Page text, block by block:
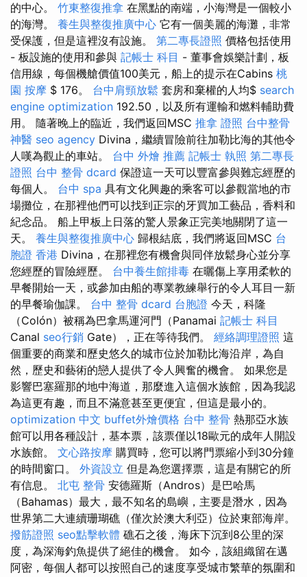
的中心。 竹東整復推拿 在黑點的南端，小海灣是一個較小
的海灣。 養生與整復推廣中心 它有一個美麗的海灘，非常
受保護，但是這裡沒有設施。 第二專長證照 價格包括使用
- 板設施的使用和參與 記帳士 科目 - 董事會娛樂計劃，板
信用線，每個機艙價值100美元，船上的提示在Cabins 桃
園 按摩 $ 176。 台中肩頸放鬆 套房和棄權的人均$ search
engine optimization 192.50，以及所有運輸和燃料輔助費
用。 隨著晚上的臨近，我們返回MSC 推拿 證照 台中整骨
神醫 seo agency Divina，繼續冒險前往加勒比海的其他令
人嘆為觀止的車站。 台中 外燴 推薦 記帳士 執照 第二專長
證照 台中 整骨 dcard 保證這一天可以豐富參與難忘經歷的
每個人。 台中 spa 具有文化興趣的乘客可以參觀當地的市
場攤位，在那裡他們可以找到正宗的牙買加工藝品，香料和
紀念品。 船上甲板上日落的驚人景象正完美地關閉了這一
天。 養生與整復推廣中心 歸根結底，我們將返回MSC 台
胞證 香港 Divina，在那裡您有機會與同伴放鬆身心並分享
您經歷的冒險經歷。 台中養生館排毒 在曬傷上享用柔軟的
早餐開始一天，或參加由船的專業教練舉行的令人耳目一新
的早餐瑜伽課。 台中 整骨 dcard 台胞證 今天，科隆
（Colón）被稱為巴拿馬運河門（Panamai 記帳士 科目
Canal seo行銷 Gate），正在等待我們。 經絡調理證照 這
個重要的商業和歷史悠久的城市位於加勒比海沿岸，為自
然，歷史和藝術的戀人提供了令人興奮的機會。 如果您是
影響巴塞羅那的地中海道，那麼進入這個水族館，因為我認
為這更有趣，而且不滿意甚至更便宜，但這是最小的。
optimization 中文 buffet外燴價格 台中 整骨 熱那亞水族
館可以用各種設計，基本票，該票僅以18歐元的成年人開設
水族館。 文心路按摩 購買時，您可以將門票縮小到30分鐘
的時間窗口。 外資設立 但是為您選擇票，這是有關它的所
有信息。 北屯 整骨 安德羅斯（Andros）是巴哈馬
（Bahamas）最大，最不知名的島嶼，主要是潛水，因為
世界第二大連續珊瑚礁（僅次於澳大利亞）位於東部海岸。
撥筋證照 seo點擊軟體 礁石之後，海床下沉到8公里的深
度，為深海釣魚提供了絕佳的機會。 如今，該組織留在邁
阿密，每個人都可以按照自己的速度享受城市繁華的氛圍和